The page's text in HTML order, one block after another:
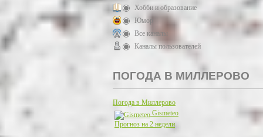
Хобби и образование
Юмор
Все каналы
Каналы пользователей
ПОГОДА В МИЛЛЕРОВО
Погода в Миллерово
Gismeteo
Прогноз на 2 недели